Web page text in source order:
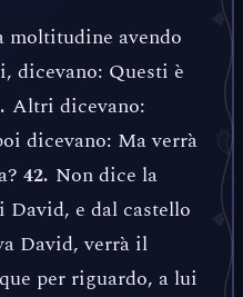
avendo
dicevano: Questi è
Altri dicevano:
dicevano: Ma verrà
42. Non dice la
David, e dal castello
David, verrà il
per riguardo, a lui